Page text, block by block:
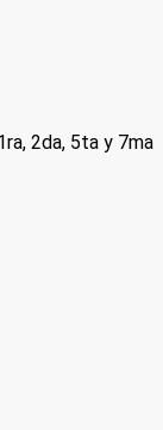
2da, 5ta y 7ma